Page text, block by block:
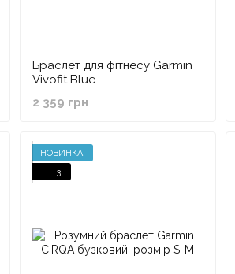
Браслет для фітнесу Garmin
Vivofit Blue
2 359 грн
НОВИНКА
3